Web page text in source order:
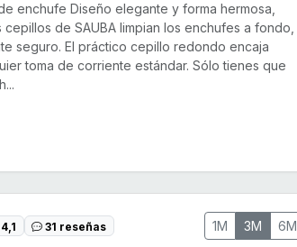
enchufe Diseño elegante y forma hermosa,
cepillos de SAUBA limpian los enchufes a fondo,
seguro. El práctico cepillo redondo encaja
toma de corriente estándar. Sólo tienes que
31 reseñas 1M 3M 6M